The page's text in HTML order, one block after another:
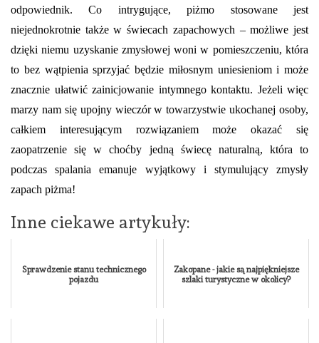
odpowiednik. Co intrygujące, piżmo stosowane jest
niejednokrotnie także w świecach zapachowych – możliwe jest
dzięki niemu uzyskanie zmysłowej woni w pomieszczeniu, która
to bez wątpienia sprzyjać będzie miłosnym uniesieniom i może
znacznie ułatwić zainicjowanie intymnego kontaktu. Jeżeli więc
marzy nam się upojny wieczór w towarzystwie ukochanej osoby,
całkiem interesującym rozwiązaniem może okazać się
zaopatrzenie się w choćby jedną świecę naturalną, która to
podczas spalania emanuje wyjątkowy i stymulujący zmysły
zapach piżma!
Inne ciekawe artykuły:
Sprawdzenie stanu technicznego
pojazdu
Zakopane - jakie są najpiękniejsze
szlaki turystyczne w okolicy?